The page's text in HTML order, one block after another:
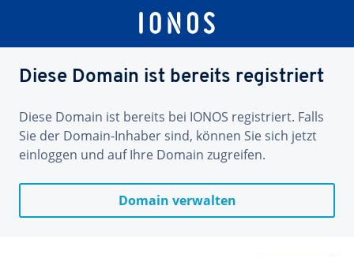
Diese Domain ist bereits registriert
Diese Domain ist bereits bei IONOS registriert. Falls
Sie der Domain-Inhaber sind, können Sie sich jetzt
einloggen und auf Ihre Domain zugreifen.
Domain verwalten